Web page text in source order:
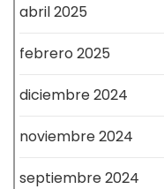
abril 2025
febrero 2025
diciembre 2024
noviembre 2024
septiembre 2024